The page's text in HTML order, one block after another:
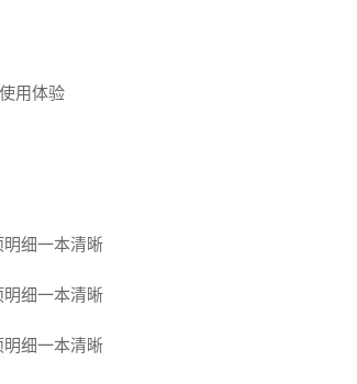
用体验
细一本清晰
细一本清晰
细一本清晰